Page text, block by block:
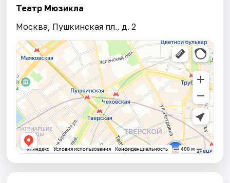
Театр Мюзикла
Москва, Пушкинская пл., д. 2